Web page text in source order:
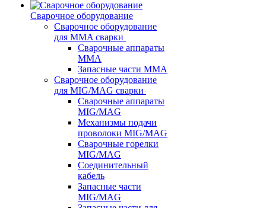
Сварочное оборудование
Сварочное оборудование
для MMA сварки
Сварочные аппараты
MMA
Запасные части MMA
Сварочное оборудование
для MIG/MAG сварки
Сварочные аппараты
MIG/MAG
Механизмы подачи
проволоки MIG/MAG
Сварочные горелки
MIG/MAG
Соединительный
кабель
Запасные части
MIG/MAG